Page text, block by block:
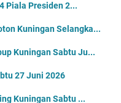
Piala Presiden 2...
Kuningan Selangka...
Kuningan Sabtu Ju...
27 Juni 2026
Kuningan Sabtu ...